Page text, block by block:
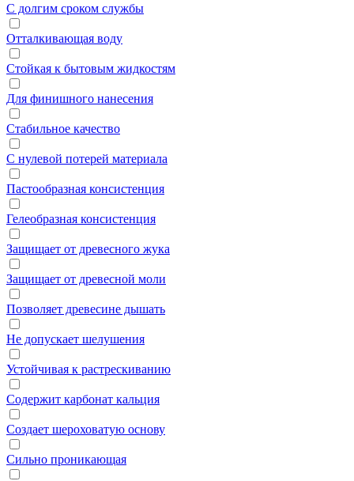
С долгим сроком службы
Отталкивающая воду
Стойкая к бытовым жидкостям
Для финишного нанесения
Стабильное качество
С нулевой потерей материала
Пастообразная консистенция
Гелеобразная консистенция
Защищает от древесного жука
Защищает от древесной моли
Позволяет древесине дышать
Не допускает шелушения
Устойчивая к растрескиванию
Содержит карбонат кальция
Создает шероховатую основу
Сильно проникающая